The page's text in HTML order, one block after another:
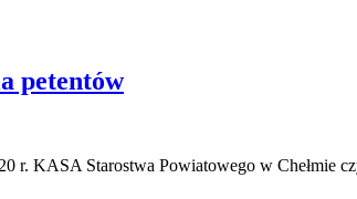
petentów
r. KASA Starostwa Powiatowego w Chełmie